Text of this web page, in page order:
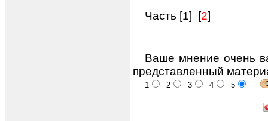
Часть [1] [2]
Ваше мнение очень
представленный
1 2 3 4 5